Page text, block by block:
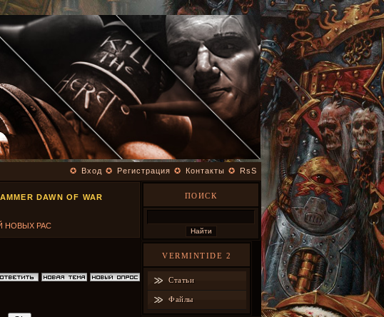
✪ Вход ✪ Регистрация ✪ Контакты ✪ RsS
DAWN OF WAR
НОВЫХ РАС
ПОИСК
VERMINTIDE 2
Статьи
Файлы